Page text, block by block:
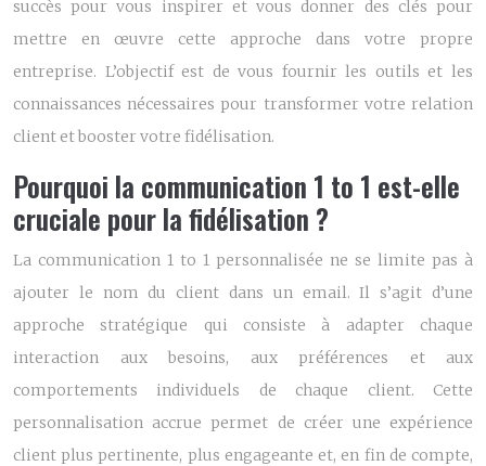
succès pour vous inspirer et vous donner des clés pour
mettre en œuvre cette approche dans votre propre
entreprise. L’objectif est de vous fournir les outils et les
connaissances nécessaires pour transformer votre relation
client et booster votre fidélisation.
Pourquoi la communication 1 to 1 est-elle
cruciale pour la fidélisation ?
La communication 1 to 1 personnalisée ne se limite pas à
ajouter le nom du client dans un email. Il s’agit d’une
approche stratégique qui consiste à adapter chaque
interaction aux besoins, aux préférences et aux
comportements individuels de chaque client. Cette
personnalisation accrue permet de créer une expérience
client plus pertinente, plus engageante et, en fin de compte,